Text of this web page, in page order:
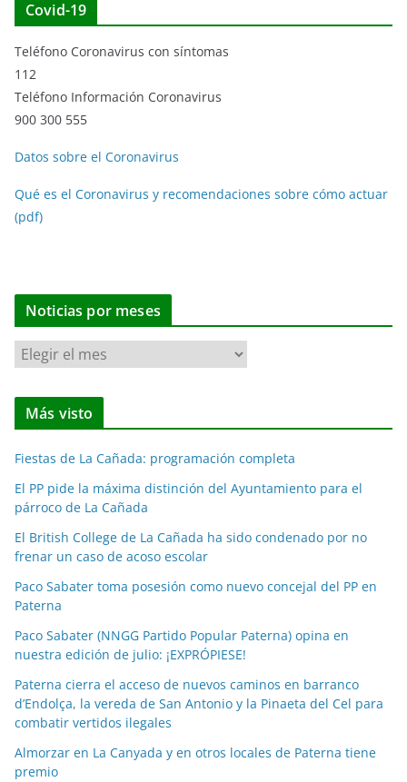
Covid-19
Teléfono Coronavirus con síntomas
112
Teléfono Información Coronavirus
900 300 555
Datos sobre el Coronavirus
Qué es el Coronavirus y recomendaciones sobre cómo actuar
(pdf)
Noticias por meses
N
t
i
a
s
p
o
r
m
s
Más visto
Fiestas de La Cañada: programación completa
El PP pide la máxima distinción del Ayuntamiento para el
párroco de La Cañada
El British College de La Cañada ha sido condenado por no
frenar un caso de acoso escolar
Paco Sabater toma posesión como nuevo concejal del PP en
Paterna
Paco Sabater (NNGG Partido Popular Paterna) opina en
nuestra edición de julio: ¡EXPRÓPIESE!
Paterna cierra el acceso de nuevos caminos en barranco
d’Endolça, la vereda de San Antonio y la Pinaeta del Cel para
combatir vertidos ilegales
Almorzar en La Canyada y en otros locales de Paterna tiene
premio